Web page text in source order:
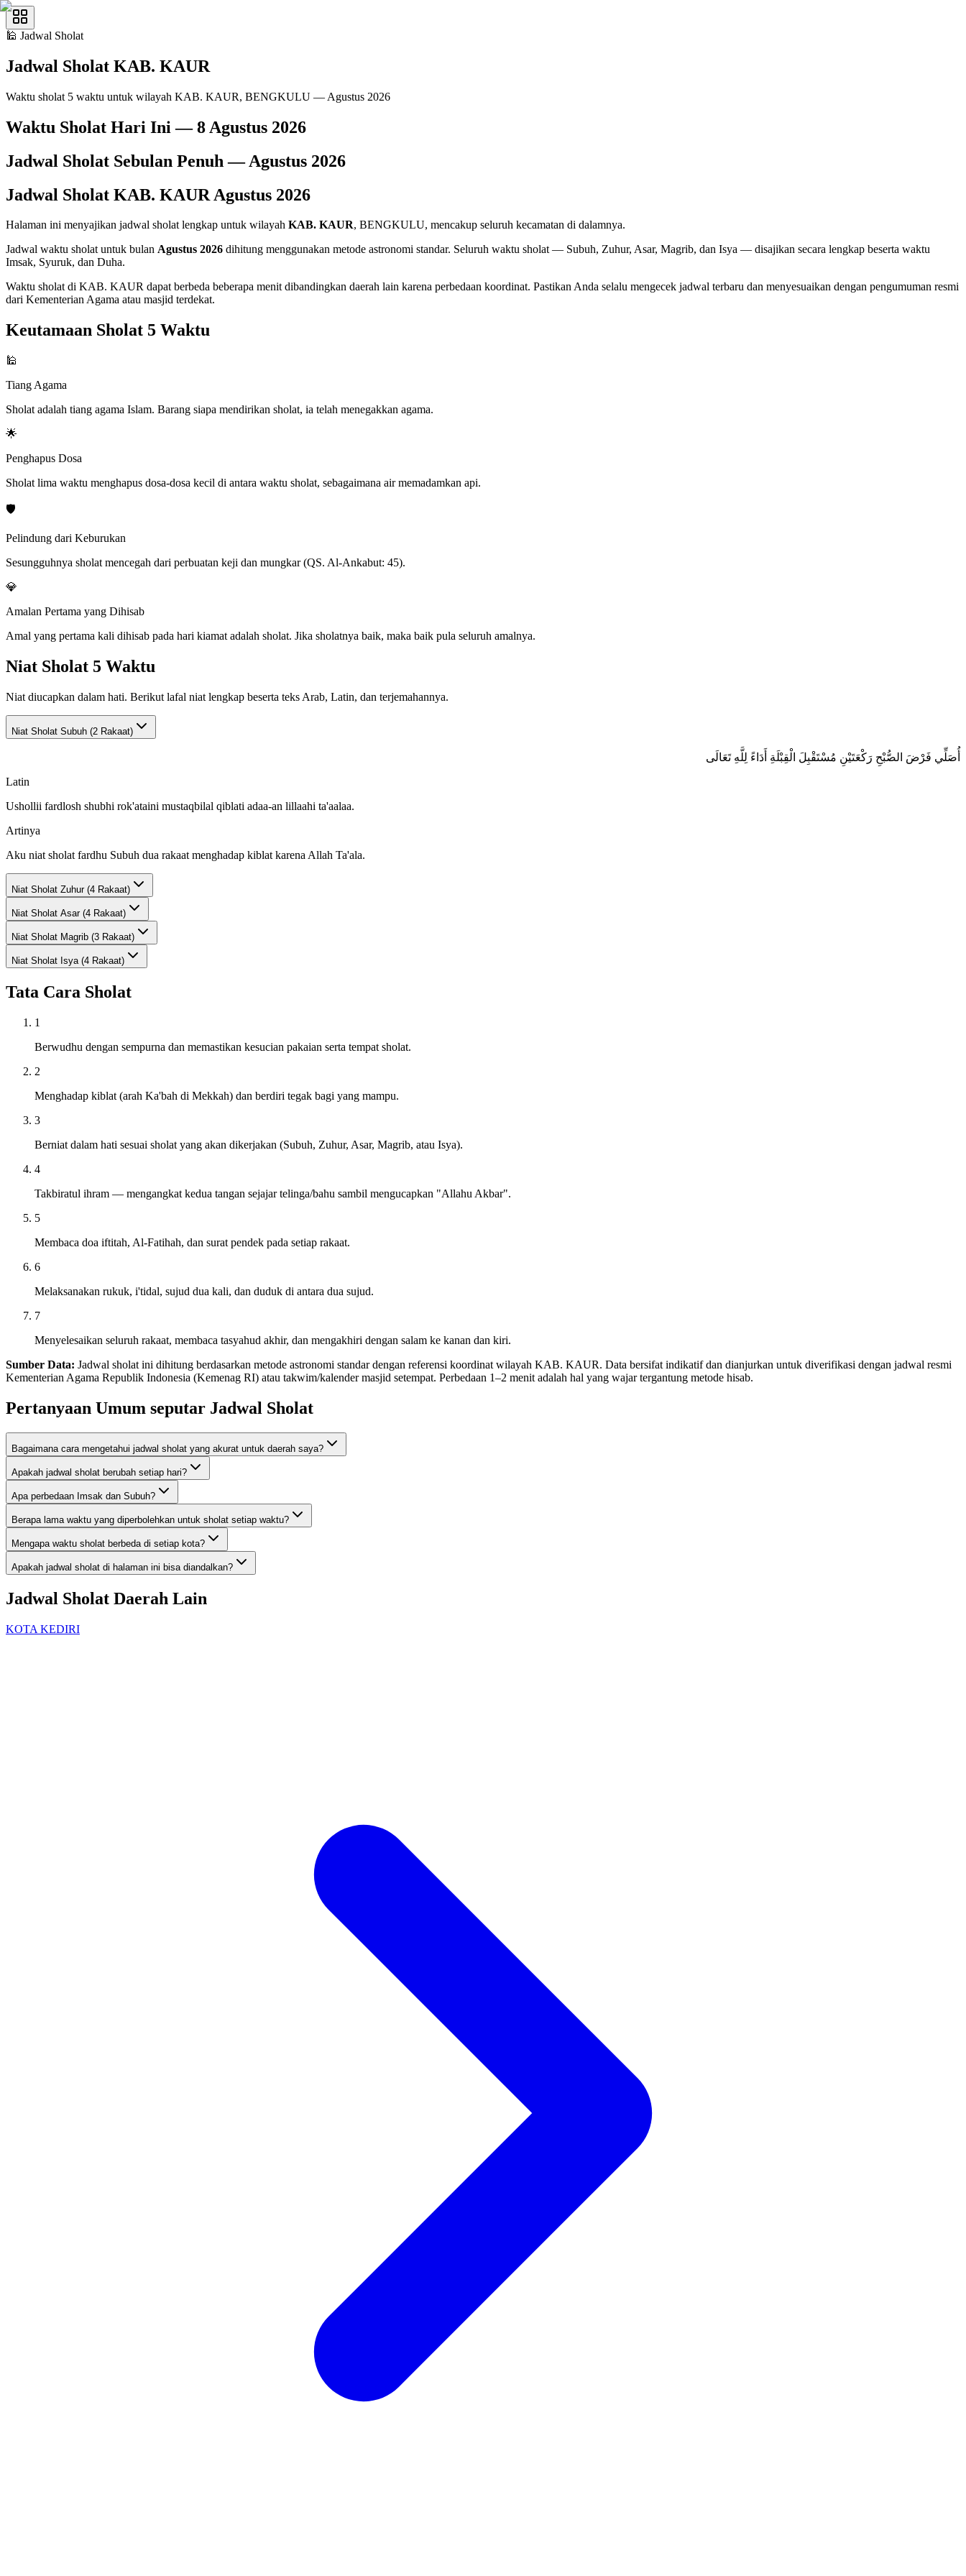
🕌 Jadwal Sholat
Jadwal Sholat KAB. KAUR
Waktu sholat 5 waktu untuk wilayah KAB. KAUR, BENGKULU — Agustus 2026
Waktu Sholat Hari Ini — 8 Agustus 2026
Jadwal Sholat Sebulan Penuh — Agustus 2026
Jadwal Sholat KAB. KAUR Agustus 2026
Halaman ini menyajikan jadwal sholat lengkap untuk wilayah KAB. KAUR, BENGKULU, mencakup seluruh kecamatan di dalamnya.
Jadwal waktu sholat untuk bulan Agustus 2026 dihitung menggunakan metode astronomi standar. Seluruh waktu sholat — Subuh, Zuhur, Asar, Magrib, dan Isya — disajikan secara lengkap beserta waktu
Imsak, Syuruk, dan Duha.
Waktu sholat di KAB. KAUR dapat berbeda beberapa menit dibandingkan daerah lain karena perbedaan koordinat. Pastikan Anda selalu mengecek jadwal terbaru dan menyesuaikan dengan pengumuman resmi
dari Kementerian Agama atau masjid terdekat.
Keutamaan Sholat 5 Waktu
🕌
Tiang Agama
Sholat adalah tiang agama Islam. Barang siapa mendirikan sholat, ia telah menegakkan agama.
🌟
Penghapus Dosa
Sholat lima waktu menghapus dosa-dosa kecil di antara waktu sholat, sebagaimana air memadamkan api.
🛡️
Pelindung dari Keburukan
Sesungguhnya sholat mencegah dari perbuatan keji dan mungkar (QS. Al-Ankabut: 45).
💎
Amalan Pertama yang Dihisab
Amal yang pertama kali dihisab pada hari kiamat adalah sholat. Jika sholatnya baik, maka baik pula seluruh amalnya.
Niat Sholat 5 Waktu
Niat diucapkan dalam hati. Berikut lafal niat lengkap beserta teks Arab, Latin, dan terjemahannya.
Niat Sholat Subuh (2 Rakaat)
أُصَلِّي فَرْضَ الصُّبْحِ رَكْعَتَيْنِ مُسْتَقْبِلَ الْقِبْلَةِ أَدَاءً لِلَّهِ تَعَالَى
Latin
Ushollii fardlosh shubhi rok'ataini mustaqbilal qiblati adaa-an lillaahi ta'aalaa.
Artinya
Aku niat sholat fardhu Subuh dua rakaat menghadap kiblat karena Allah Ta'ala.
Niat Sholat Zuhur (4 Rakaat)
Niat Sholat Asar (4 Rakaat)
Niat Sholat Magrib (3 Rakaat)
Niat Sholat Isya (4 Rakaat)
Tata Cara Sholat
1
Berwudhu dengan sempurna dan memastikan kesucian pakaian serta tempat sholat.
2
Menghadap kiblat (arah Ka'bah di Mekkah) dan berdiri tegak bagi yang mampu.
3
Berniat dalam hati sesuai sholat yang akan dikerjakan (Subuh, Zuhur, Asar, Magrib, atau Isya).
4
Takbiratul ihram — mengangkat kedua tangan sejajar telinga/bahu sambil mengucapkan "Allahu Akbar".
5
Membaca doa iftitah, Al-Fatihah, dan surat pendek pada setiap rakaat.
6
Melaksanakan rukuk, i'tidal, sujud dua kali, dan duduk di antara dua sujud.
7
Menyelesaikan seluruh rakaat, membaca tasyahud akhir, dan mengakhiri dengan salam ke kanan dan kiri.
Sumber Data: Jadwal sholat ini dihitung berdasarkan metode astronomi standar dengan referensi koordinat wilayah KAB. KAUR. Data bersifat indikatif dan dianjurkan untuk diverifikasi dengan jadwal resmi
Kementerian Agama Republik Indonesia (Kemenag RI) atau takwim/kalender masjid setempat. Perbedaan 1–2 menit adalah hal yang wajar tergantung metode hisab.
Pertanyaan Umum seputar Jadwal Sholat
Bagaimana cara mengetahui jadwal sholat yang akurat untuk daerah saya?
Apakah jadwal sholat berubah setiap hari?
Apa perbedaan Imsak dan Subuh?
Berapa lama waktu yang diperbolehkan untuk sholat setiap waktu?
Mengapa waktu sholat berbeda di setiap kota?
Apakah jadwal sholat di halaman ini bisa diandalkan?
Jadwal Sholat Daerah Lain
KOTA KEDIRI